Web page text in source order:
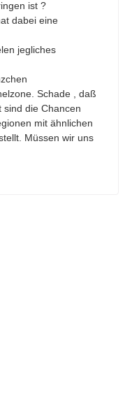
ist ?
dabei eine
jegliches
Schade , daß
die Chancen
mit ähnlichen
Müssen wir uns